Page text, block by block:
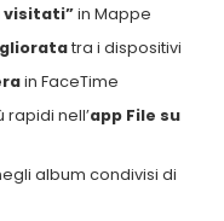
visitati”in Mappe
tra i dispositivi
in FaceTime
nell’app File su
album condivisi di